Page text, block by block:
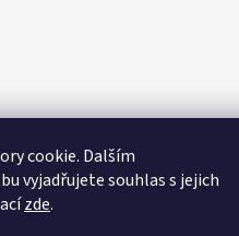
cookie. Dalším
vyjadřujete souhlas s jejich
zde.